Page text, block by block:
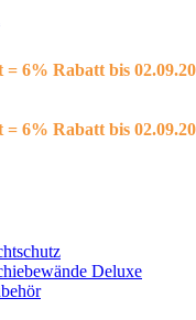
= 6% Rabatt bis
= 6% Rabatt bis
Deluxe